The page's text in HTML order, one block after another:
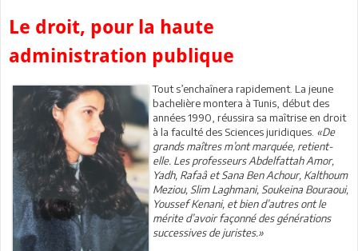
Le droit, pour la haute
administration publique
Tout s’enchaînera rapidement. La jeune
bachelière montera à Tunis, début des
années 1990, réussira sa maîtrise en droit
à la faculté des Sciences juridiques. «De
grands maîtres m’ont marquée, retient-
elle. Les professeurs Abdelfattah Amor,
Yadh, Rafaâ et Sana Ben Achour, Kalthoum
Meziou, Slim Laghmani, Soukeina Bouraoui,
Youssef Kenani, et bien d’autres ont le
mérite d’avoir façonné des générations
successives de juristes.»